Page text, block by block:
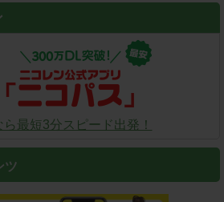
最短3分スピード出発！
ツ